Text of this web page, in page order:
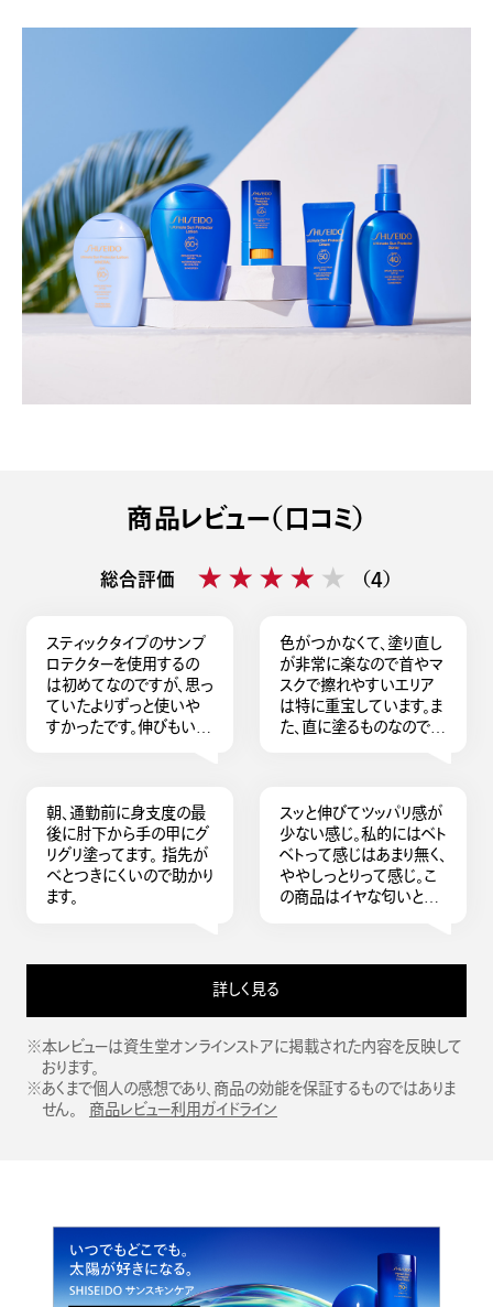
商品レビュー（口コミ）
総合評価 ★★★★★
★★★★★ （4）
スティックタイプのサンプ
ロテクターを使用するの
は初めてなのですが、思っ
ていたよりずっと使いや
すかったです。伸びもいい
橘系で、独特の匂いもあま
りなく、すごく気に入りまし
た。夏場はこれをリピート
すると思います。
色がつかなくて、塗り直し
が非常に楽なので首やマ
スクで擦れやすいエリア
は特に重宝しています。ま
た、直に塗るものなので摩
サポートとしてスティック
タイプを使用することをオ
ススメします。
朝、通勤前に身支度の最
後に肘下から手の甲にグ
リグリ塗ってます。 指先が
べとつきにくいので助かり
ます。
スッと伸びてツッパリ感が
少ない感じ。私的にはベト
ベトって感じはあまり無く、
ややしっとりって感じ。こ
の商品はイヤな匂いとツ
いに感じます。私はこれを
こ、首（デコルテ含む）に伸
ばして使ってます。とても
て良かったです。
詳しく見る
※本レビューは資生堂オンラインストアに掲載された内容を反映して
おります。
※あくまで個人の感想であり、商品の効能を保証するものではありま
せん。
商品レビュー利用ガイドライン